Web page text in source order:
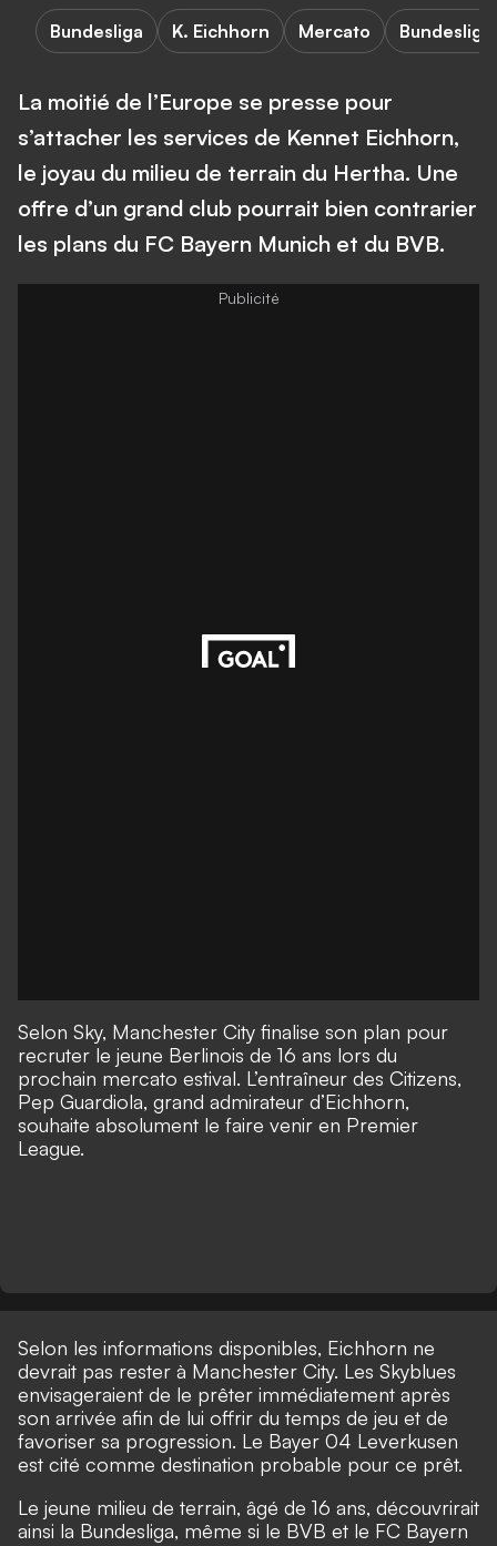
Bundesliga K. Eichhorn Mercato Bundesliga
La moitié de l’Europe se presse pour
s’attacher les services de Kennet Eichhorn,
le joyau du milieu de terrain du Hertha. Une
offre d’un grand club pourrait bien contrarier
les plans du FC Bayern Munich et du BVB.
Selon Sky, Manchester City finalise son plan pour
recruter le jeune Berlinois de 16 ans lors du
prochain mercato estival. L’entraîneur des Citizens,
Pep Guardiola, grand admirateur d’Eichhorn,
souhaite absolument le faire venir en Premier
League.
Selon les informations disponibles, Eichhorn ne
devrait pas rester à Manchester City. Les Skyblues
envisageraient de le prêter immédiatement après
son arrivée afin de lui offrir du temps de jeu et de
favoriser sa progression. Le Bayer 04 Leverkusen
est cité comme destination probable pour ce prêt.
Le jeune milieu de terrain, âgé de 16 ans, découvrirait
ainsi la Bundesliga, même si le BVB et le FC Bayern